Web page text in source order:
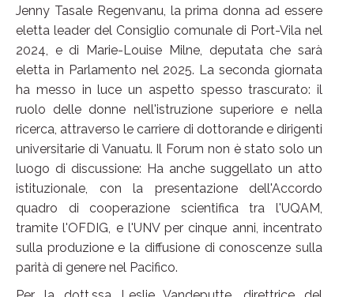
Jenny Tasale Regenvanu, la prima donna ad essere
eletta leader del Consiglio comunale di Port-Vila nel
2024, e di Marie-Louise Milne, deputata che sarà
eletta in Parlamento nel 2025. La seconda giornata
ha messo in luce un aspetto spesso trascurato: il
ruolo delle donne nell'istruzione superiore e nella
ricerca, attraverso le carriere di dottorande e dirigenti
universitarie di Vanuatu. Il Forum non è stato solo un
luogo di discussione: Ha anche suggellato un atto
istituzionale, con la presentazione dell'Accordo
quadro di cooperazione scientifica tra l'UQAM,
tramite l'OFDIG, e l'UNV per cinque anni, incentrato
sulla produzione e la diffusione di conoscenze sulla
parità di genere nel Pacifico.